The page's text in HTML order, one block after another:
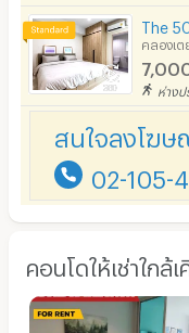
คลองเต
ห่างป
สนใจลงโฆ
02-105-
คอนโดให้เช่าใกล้เ